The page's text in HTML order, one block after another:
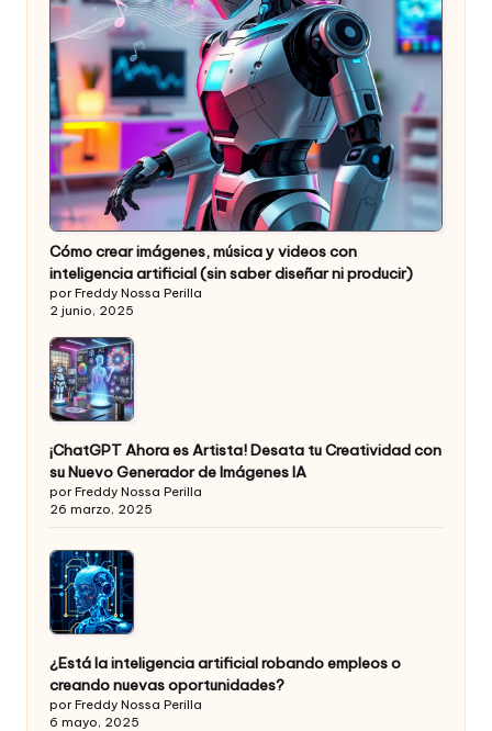
Cómo crear imágenes, música y videos con
inteligencia artificial (sin saber diseñar ni producir)
por Freddy Nossa Perilla
2 junio, 2025
¡ChatGPT Ahora es Artista! Desata tu Creatividad con
su Nuevo Generador de Imágenes IA
por Freddy Nossa Perilla
26 marzo, 2025
¿Está la inteligencia artificial robando empleos o
creando nuevas oportunidades?
por Freddy Nossa Perilla
6 mayo, 2025